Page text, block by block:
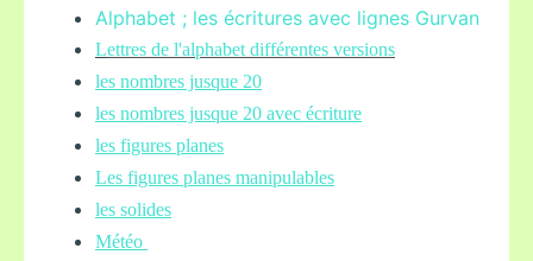
Alphabet ; les écritures avec lignes Gurvan
Lettres de l'alphabet différentes versions
les nombres jusque 20
les nombres jusque 20 avec écriture
les figures planes
Les figures planes manipulables
les solides
Météo